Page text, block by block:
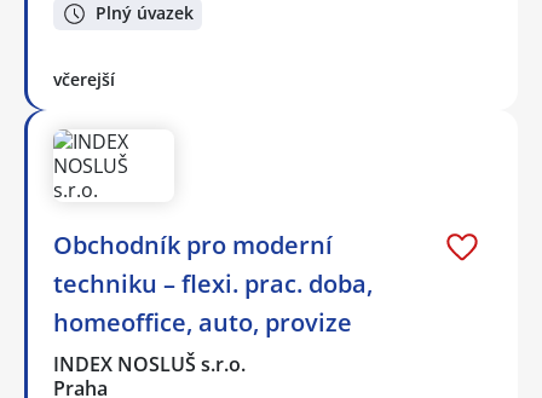
Plný úvazek
včerejší
Obchodník pro moderní
techniku – flexi. prac. doba,
homeoffice, auto, provize
INDEX NOSLUŠ s.r.o.
Praha